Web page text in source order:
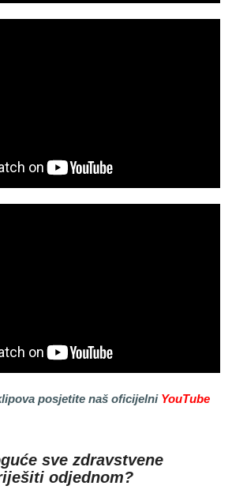
posjetite naš oficijelni YouTube
sve zdravstvene
odjednom?